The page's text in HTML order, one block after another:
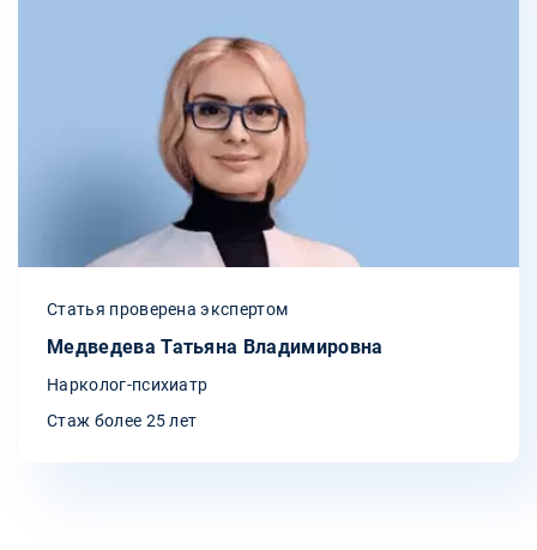
Статья проверена экспертом
Медведева Татьяна Владимировна
Нарколог-психиатр
Стаж более 25 лет